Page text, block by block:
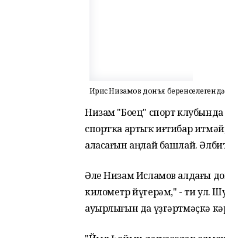
Иҙрис Низамов донъя
Низам "Боец" спорт клубында
спортҡа артыҡ иғтибар итмәй,
аласағын аңлай башлай.
Әле Низам Исламов алдағы
километр йүгерәм," - ти ул.
ауырлығын да үҙгәртмәҫкә